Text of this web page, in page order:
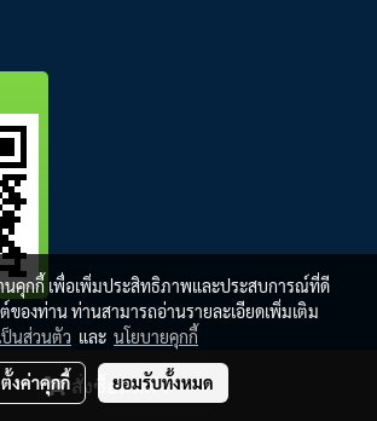
สั่งซื้อสินค้า
right by www.pititorn.co.th
นคุกกี้ เพื่อเพิ่มประสิทธิภาพและประสบการณ์ที่ดี
ต์ของท่าน ท่านสามารถอ่านรายละเอียดเพิ่มเติม
ป็นส่วนตัว และ นโยบายคุกกี้
ตั้งค่าคุกกี้ ยอมรับทั้งหมด